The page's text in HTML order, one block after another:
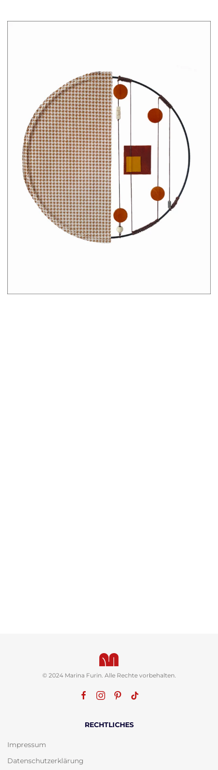
© 2024 Marina Furin. Alle Rechte vorbehalten.
RECHTLICHES
Impressum
Datenschutzerklärung